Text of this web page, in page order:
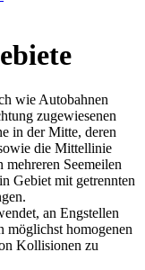
wie Autobahnen
zugewiesenen
in der Mitte, deren
die Mittellinie
Seemeilen
Gebiet mit getrennten
an Engstellen
möglichst homogenen
Kollisionen zu